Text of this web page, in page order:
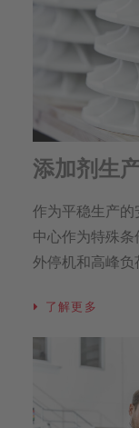
添加剂生
作为平稳生产
中心作为特殊条
外停机和高峰负
了解更多